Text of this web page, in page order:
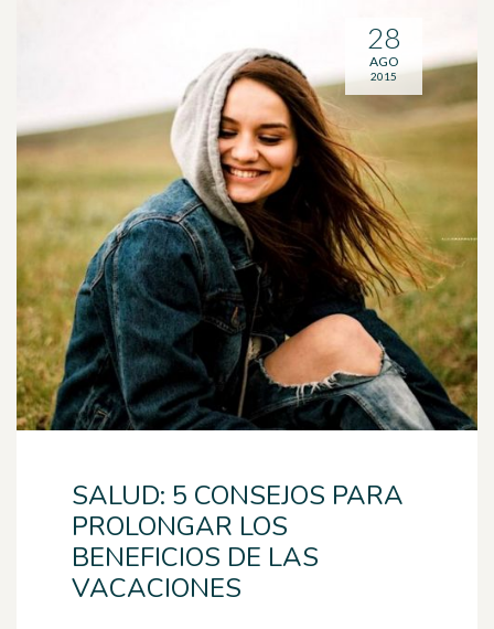
SALUD: 5 CONSEJOS PARA
PROLONGAR LOS
BENEFICIOS DE LAS
VACACIONES
28
AGO
2015